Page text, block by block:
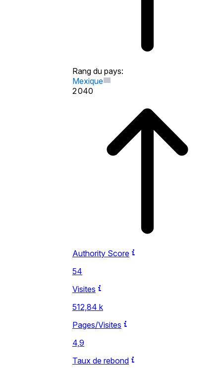
Rang du pays:
Mexique
2 040
Authority Score
54
Visites
512,84 k
Pages/Visites
4,9
Taux de rebond